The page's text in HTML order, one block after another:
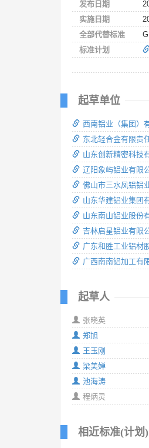
发布日期
实施日期
全部代替标准
标准计划
起草单位
西南铝业（集团）
东北轻合金有限责
山东创新精密科技
辽阳象屿铝业有限
佛山市三水凤铝铝
山东华建铝业集团
山东南山铝业股份
吉林启星铝业有限
广东和胜工业铝材
广西南南铝加工有
起草人
张晓英
郑旭
王玉刚
梁美婵
池海涛
程炳灵
相近标准(计划)